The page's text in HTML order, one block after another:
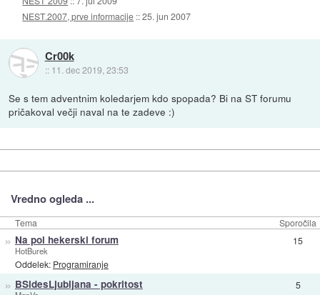
NEST.2007, prve informacije ::25. jun 2007
Cr00k
:: 11. dec 2019, 23:53
Se s tem adventnim koledarjem kdo spopada? Bi na ST forumu
pričakoval večji naval na te zadeve :)
Vredno ogleda ...
Tema Sporočila
» Na pol hekerski forum
HotBurek
Oddelek: Programiranje
15
» BSidesLjubljana - pokritost 5